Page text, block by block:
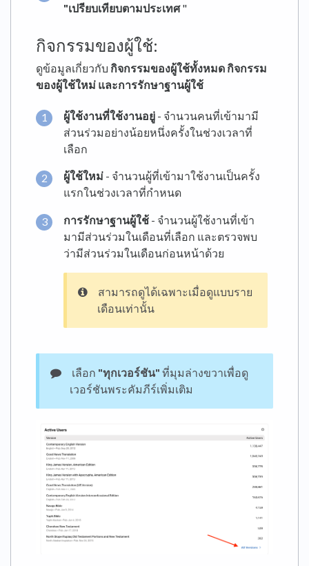
"เปรียบเทียบตามประเทศ"
กิจกรรมของผู้ใช้:
ดูข้อมูลเกี่ยวกับ กิจกรรมของผู้ใช้ทั้งหมด กิจกรรม
ของผู้ใช้ใหม่ และการรักษาฐานผู้ใช้
ผู้ใช้งานที่ใช้งานอยู่ - จำนวนคนที่เข้ามามี
ส่วนร่วมอย่างน้อยหนึ่งครั้งในช่วงเวลาที่
เลือก
ผู้ใช้ใหม่ - จำนวนผู้ที่เข้ามาใช้งานเป็นครั้ง
แรกในช่วงเวลาที่กำหนด
การรักษาฐานผู้ใช้ - จำนวนผู้ใช้งานที่เข้า
มามีส่วนร่วมในเดือนที่เลือก และตรวจพบ
ว่ามีส่วนร่วมในเดือนก่อนหน้าด้วย
สามารถดูได้เฉพาะเมื่อดูแบบราย
เดือนเท่านั้น
เลือก "ทุกเวอร์ชัน" ที่มุมล่างขวาเพื่อดู
เวอร์ชันพระคัมภีร์เพิ่มเติม